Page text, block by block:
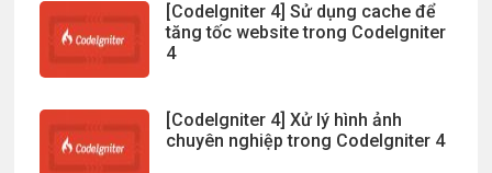
[CodeIgniter 4] Sử dụng cache để
tăng tốc website trong CodeIgniter
4
[CodeIgniter 4] Xử lý hình ảnh
chuyên nghiệp trong CodeIgniter 4